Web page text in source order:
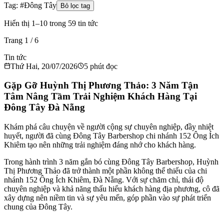
Tag: #Đông Tây Bỏ lọc tag
Hiển thị 1–10 trong 59 tin tức
Trang 1 / 6
Tin tức
Thứ Hai, 20/07/2026
5 phút đọc
Gặp Gỡ Huỳnh Thị Phương Thảo: 3 Năm Tận
Tâm Nâng Tầm Trải Nghiệm Khách Hàng Tại
Đông Tây Đà Nẵng
Khám phá câu chuyện về người cộng sự chuyên nghiệp, đầy nhiệt
huyết, người đã cùng Đông Tây Barbershop chi nhánh 152 Ông Ích
Khiêm tạo nên những trải nghiệm đáng nhớ cho khách hàng.
Trong hành trình 3 năm gắn bó cùng Đông Tây Barbershop, Huỳnh
Thị Phương Thảo đã trở thành một phần không thể thiếu của chi
nhánh 152 Ông Ích Khiêm, Đà Nẵng. Với sự chăm chỉ, thái độ
chuyên nghiệp và khả năng thấu hiểu khách hàng địa phương, cô đã
xây dựng nên niềm tin và sự yêu mến, góp phần vào sự phát triển
chung của Đông Tây.